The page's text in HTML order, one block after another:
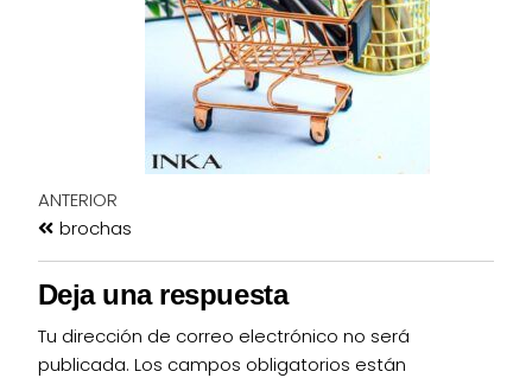
ANTERIOR
brochas
Deja una respuesta
Tu dirección de correo electrónico no será
publicada. Los campos obligatorios están